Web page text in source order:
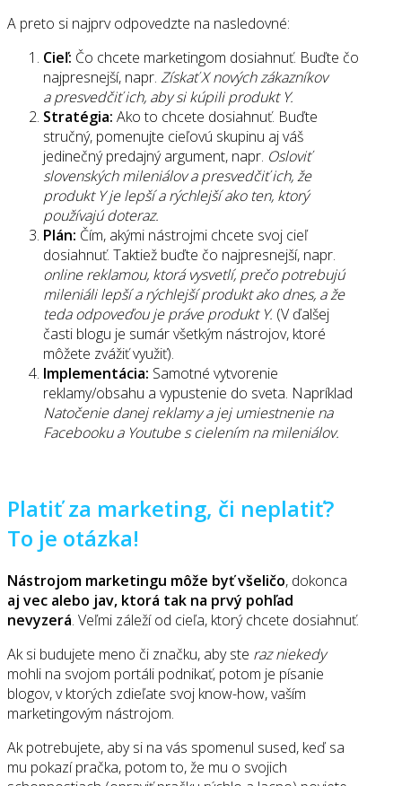
A preto si najprv odpovedzte na nasledovné:
Cieľ: Čo chcete marketingom dosiahnuť. Buďte čo
najpresnejší, napr. Získať X nových zákazníkov
a presvedčiť ich, aby si kúpili produkt Y.
Stratégia: Ako to chcete dosiahnuť. Buďte
stručný, pomenujte cieľovú skupinu aj váš
jedinečný predajný argument, napr. Osloviť
slovenských mileniálov a presvedčiť ich, že
produkt Y je lepší a rýchlejší ako ten, ktorý
používajú doteraz.
Plán: Čím, akými nástrojmi chcete svoj cieľ
dosiahnuť. Taktiež buďte čo najpresnejší, napr.
online reklamou, ktorá vysvetlí, prečo potrebujú
mileniáli lepší a rýchlejší produkt ako dnes, a že
teda odpoveďou je práve produkt Y. (V ďalšej
časti blogu je sumár všetkým nástrojov, ktoré
môžete zvážiť využiť).
Implementácia: Samotné vytvorenie
reklamy/obsahu a vypustenie do sveta. Napríklad
Natočenie danej reklamy a jej umiestnenie na
Facebooku a Youtube s cielením na mileniálov.
Platiť za marketing, či neplatiť?
To je otázka!
Nástrojom marketingu môže byť všeličo, dokonca
aj vec alebo jav, ktorá tak na prvý pohľad
nevyzerá. Veľmi záleží od cieľa, ktorý chcete dosiahnuť.
Ak si budujete meno či značku, aby ste raz niekedy
mohli na svojom portáli podnikať, potom je písanie
blogov, v ktorých zdieľate svoj know-how, vaším
marketingovým nástrojom.
Ak potrebujete, aby si na vás spomenul sused, keď sa
mu pokazí pračka, potom to, že mu o svojich